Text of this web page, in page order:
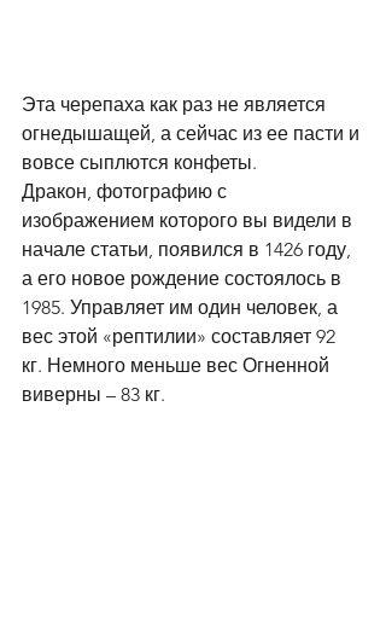
Эта черепаха как раз не является
огнедышащей, а сейчас из ее пасти и
вовсе сыплются конфеты.
Дракон, фотографию с
изображением которого вы видели в
начале статьи, появился в 1426 году,
а его новое рождение состоялось в
1985. Управляет им один человек, а
вес этой «рептилии» составляет 92
кг. Немного меньше вес Огненной
виверны – 83 кг.